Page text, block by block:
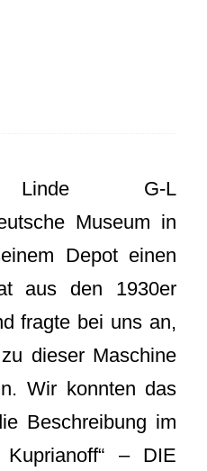
Linde G-L
Museum in
Depot einen
aus den 1930er
fragte bei uns an,
dieser Maschine
Wir konnten das
Beschreibung im
Kuprianoff“ – DIE